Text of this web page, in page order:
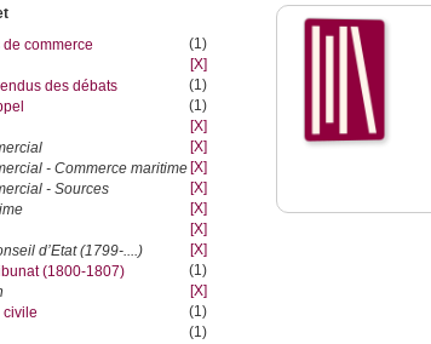
commerce
(1)
[X]
des débats
(1)
(1)
[X]
[X]
- Commerce maritime [X]
- Sources
[X]
[X]
[X]
d’Etat (1799-....)
[X]
(1800-1807)
(1)
[X]
civile
(1)
(1)